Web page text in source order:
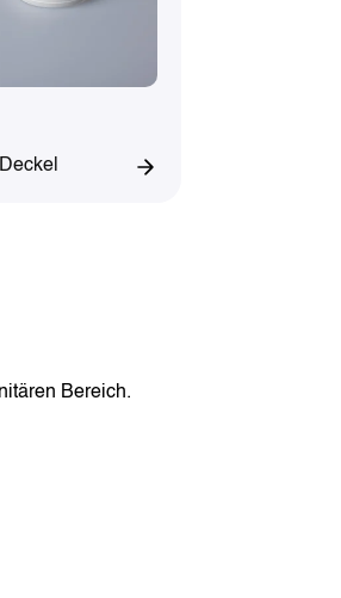
Bereich.